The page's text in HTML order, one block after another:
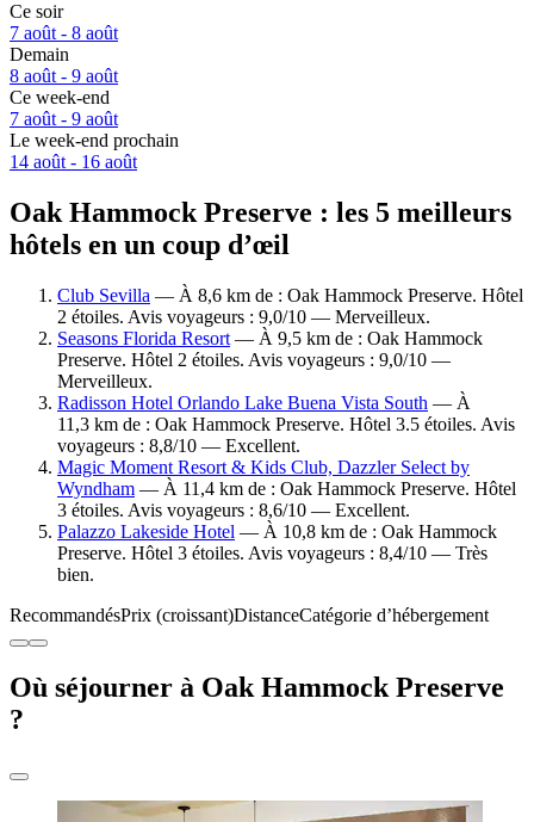
Ce soir
7 août - 8 août
Demain
8 août - 9 août
Ce week-end
7 août - 9 août
Le week-end prochain
14 août - 16 août
Oak Hammock Preserve : les 5 meilleurs
hôtels en un coup d’œil
Club Sevilla — À 8,6 km de : Oak Hammock Preserve. Hôtel
2 étoiles. Avis voyageurs : 9,0/10 — Merveilleux.
Seasons Florida Resort — À 9,5 km de : Oak Hammock
Preserve. Hôtel 2 étoiles. Avis voyageurs : 9,0/10 —
Merveilleux.
Radisson Hotel Orlando Lake Buena Vista South — À
11,3 km de : Oak Hammock Preserve. Hôtel 3.5 étoiles. Avis
voyageurs : 8,8/10 — Excellent.
Magic Moment Resort & Kids Club, Dazzler Select by
Wyndham — À 11,4 km de : Oak Hammock Preserve. Hôtel
3 étoiles. Avis voyageurs : 8,6/10 — Excellent.
Palazzo Lakeside Hotel — À 10,8 km de : Oak Hammock
Preserve. Hôtel 3 étoiles. Avis voyageurs : 8,4/10 — Très
bien.
RecommandésPrix (croissant)DistanceCatégorie d’hébergement
Où séjourner à Oak Hammock Preserve
?